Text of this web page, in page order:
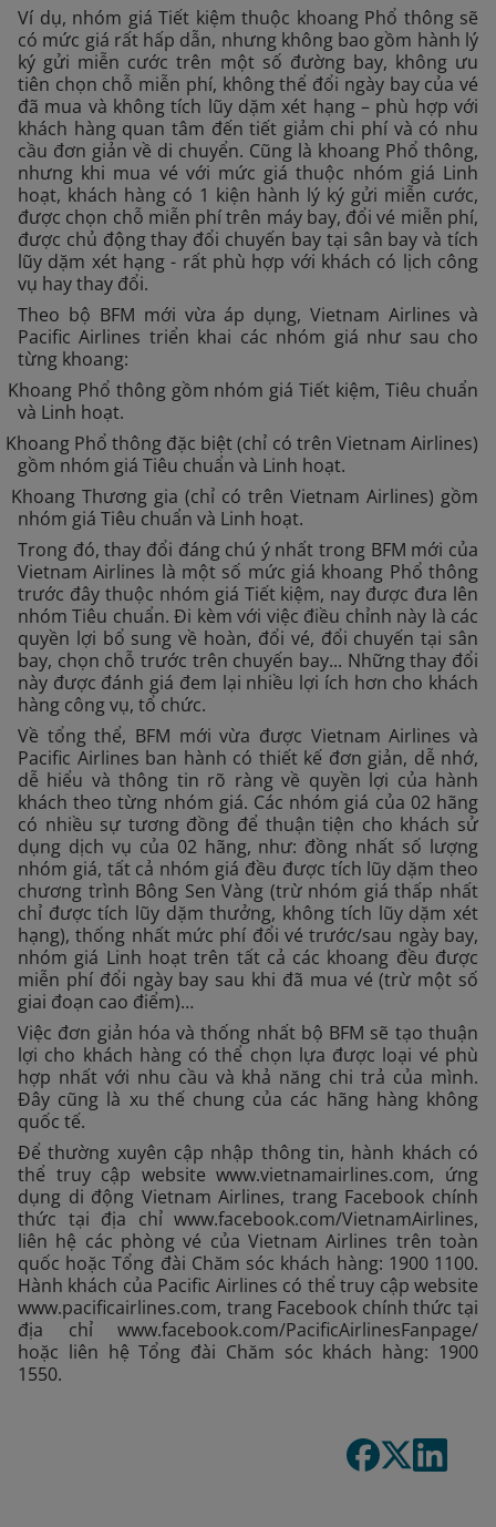
Ví dụ, nhóm giá Tiết kiệm thuộc khoang Phổ thông sẽ
có mức giá rất hấp dẫn, nhưng không bao gồm hành lý
ký gửi miễn cước trên một số đường bay, không ưu
tiên chọn chỗ miễn phí, không thể đổi ngày bay của vé
đã mua và không tích lũy dặm xét hạng – phù hợp với
khách hàng quan tâm đến tiết giảm chi phí và có nhu
cầu đơn giản về di chuyển. Cũng là khoang Phổ thông,
nhưng khi mua vé với mức giá thuộc nhóm giá Linh
hoạt, khách hàng có 1 kiện hành lý ký gửi miễn cước,
được chọn chỗ miễn phí trên máy bay, đổi vé miễn phí,
được chủ động thay đổi chuyến bay tại sân bay và tích
lũy dặm xét hạng - rất phù hợp với khách có lịch công
vụ hay thay đổi.
Theo bộ BFM mới vừa áp dụng, Vietnam Airlines và
Pacific Airlines triển khai các nhóm giá như sau cho
từng khoang:
Phổ thông gồm nhóm giá Tiết kiệm, Tiêu chuẩn
và Linh hoạt.
Phổ thông đặc biệt (chỉ có trên Vietnam Airlines)
gồm nhóm giá Tiêu chuẩn và Linh hoạt.
Thương gia (chỉ có trên Vietnam Airlines) gồm
nhóm giá Tiêu chuẩn và Linh hoạt.
Trong đó, thay đổi đáng chú ý nhất trong BFM mới của
Vietnam Airlines là một số mức giá khoang Phổ thông
trước đây thuộc nhóm giá Tiết kiệm, nay được đưa lên
nhóm Tiêu chuẩn. Đi kèm với việc điều chỉnh này là các
quyền lợi bổ sung về hoàn, đổi vé, đổi chuyến tại sân
bay, chọn chỗ trước trên chuyến bay... Những thay đổi
này được đánh giá đem lại nhiều lợi ích hơn cho khách
hàng công vụ, tổ chức.
Về tổng thể, BFM mới vừa được Vietnam Airlines và
Pacific Airlines ban hành có thiết kế đơn giản, dễ nhớ,
dễ hiểu và thông tin rõ ràng về quyền lợi của hành
khách theo từng nhóm giá. Các nhóm giá của 02 hãng
có nhiều sự tương đồng để thuận tiện cho khách sử
dụng dịch vụ của 02 hãng, như: đồng nhất số lượng
nhóm giá, tất cả nhóm giá đều được tích lũy dặm theo
chương trình Bông Sen Vàng (trừ nhóm giá thấp nhất
chỉ được tích lũy dặm thưởng, không tích lũy dặm xét
hạng), thống nhất mức phí đổi vé trước/sau ngày bay,
nhóm giá Linh hoạt trên tất cả các khoang đều được
miễn phí đổi ngày bay sau khi đã mua vé (trừ một số
giai đoạn cao điểm)…
Việc đơn giản hóa và thống nhất bộ BFM sẽ tạo thuận
lợi cho khách hàng có thể chọn lựa được loại vé phù
hợp nhất với nhu cầu và khả năng chi trả của mình.
Đây cũng là xu thế chung của các hãng hàng không
quốc tế.
Để thường xuyên cập nhập thông tin, hành khách có
thể truy cập website www.vietnamairlines.com, ứng
dụng di động Vietnam Airlines, trang Facebook chính
thức tại địa chỉ www.facebook.com/VietnamAirlines,
liên hệ các phòng vé của Vietnam Airlines trên toàn
quốc hoặc Tổng đài Chăm sóc khách hàng: 1900 1100.
Hành khách của Pacific Airlines có thể truy cập website
www.pacificairlines.com, trang Facebook chính thức tại
địa chỉ www.facebook.com/PacificAirlinesFanpage/
hoặc liên hệ Tổng đài Chăm sóc khách hàng: 1900
1550.